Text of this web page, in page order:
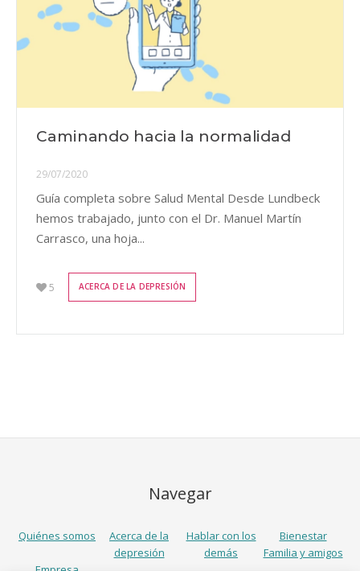
Caminando hacia la normalidad
29/07/2020
Guía completa sobre Salud Mental Desde Lundbeck
hemos trabajado, junto con el Dr. Manuel Martín
Carrasco, una hoja...
5 ACERCA DE LA DEPRESIÓN
Navegar
Quiénes somos
Acerca de la
depresión
Hablar con los
demás
Bienestar
Familia y amigos